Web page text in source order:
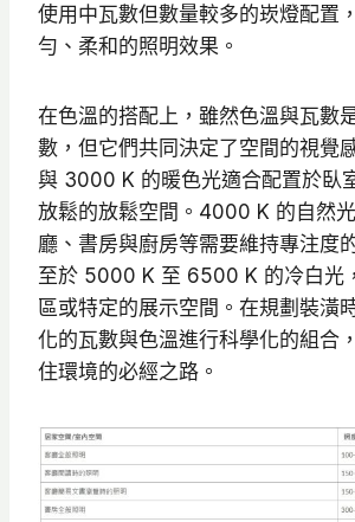
使用中瓦數但數量較多的崁燈配置
勻、柔和的照明效果。
在色溫的搭配上，雖然色溫與瓦數
數，但它們共同決定了空間的視覺
與 3000 K 的暖色光適合配置於臥
放鬆的放鬆空間。4000 K 的自然
廳、書房與廚房等需要維持專注度
至於 5000 K 至 6500 K 的冷白光
區或特定的展示空間。在規劃裝潢
化的瓦數與色溫進行科學化的組合
住環境的必經之路。